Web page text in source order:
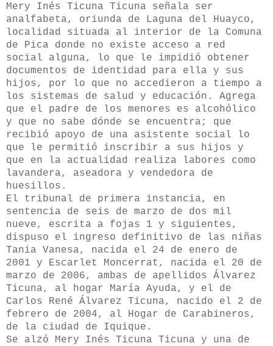
Mery Inés Ticuna Ticuna señala ser
analfabeta, oriunda de Laguna del Huayco,
localidad situada al interior de la Comuna
de Pica donde no existe acceso a red
social alguna, lo que le impidió obtener
documentos de identidad para ella y sus
hijos, por lo que no accedieron a tiempo a
los sistemas de salud y educación. Agrega
que el padre de los menores es alcohólico
y que no sabe dónde se encuentra; que
recibió apoyo de una asistente social lo
que le permitió inscribir a sus hijos y
que en la actualidad realiza labores como
lavandera, aseadora y vendedora de
huesillos.
El tribunal de primera instancia, en
sentencia de seis de marzo de dos mil
nueve, escrita a fojas 1 y siguientes,
dispuso el ingreso definitivo de las niñas
Tania Vanesa, nacida el 24 de enero de
2001 y Escarlet Moncerrat, nacida el 20 de
marzo de 2006, ambas de apellidos Álvarez
Ticuna, al hogar María Ayuda, y el de
Carlos René Álvarez Ticuna, nacido el 2 de
febrero de 2004, al Hogar de Carabineros,
de la ciudad de Iquique.
Se alzó Mery Inés Ticuna Ticuna y una de